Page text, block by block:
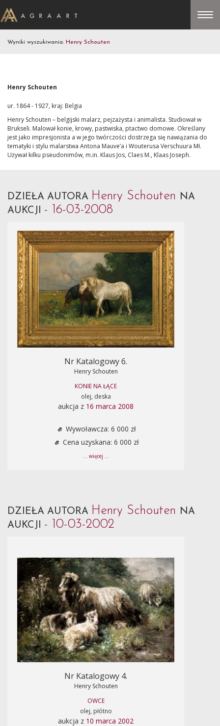
Wyniki wyszukiwania: Henry Schouten
Henry Schouten
ur. 1864 - 1927, kraj: Belgia
Henry Schouten – belgijski malarz, pejzażysta i animalista. Studiował w
Brukseli. Malował konie, krowy, pastwiska, ptactwo domowe. Określany
jest jako impresjonista a w jego twórczości dostrzega się nawiązania do
tematyki i stylu malarstwa Antona Mauve’a i Wouterusa Verschuura Mł.
Używał kilku pseudonimów, m.in. Klaus Jos, Claes M., Klaas Joseph.
DZIEŁA AUTORA Henry Schouten NA
AUKCJI - 16-03-2008
Nr Katalogowy 6.
Henry Schouten
KONIE NA ŁĄCE
olej, deska
aukcja z 16 marca 2008
Wywoławcza: 6 000 zł
Cena uzyskana: 6 000 zł
... więcej ...
DZIEŁA AUTORA Henry Schouten NA
AUKCJI - 10-03-2002
Nr Katalogowy 4.
Henry Schouten
OWCE
olej, płótno
aukcja z 10 marca 2002